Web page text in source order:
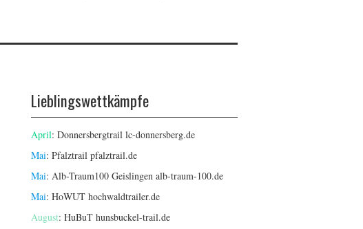
Lieblingswettkämpfe
April: Donnersbergtrail lc-donnersberg.de
Mai: Pfalztrail pfalztrail.de
Mai: Alb-Traum100 Geislingen alb-traum-100.de
Mai: HoWUT hochwaldtrailer.de
August: HuBuT hunsbuckel-trail.de